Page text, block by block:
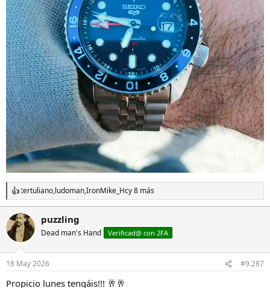
R
e
a
c
c
i
o
n
e
s
tertuliano,ludoman,IronMike_Hcy 8 más
puzzling
Dead man's Hand Verificad@ con 2FA
18 May 2026 #9.287
Propicio lunes tengáis!!! 🥂🥂